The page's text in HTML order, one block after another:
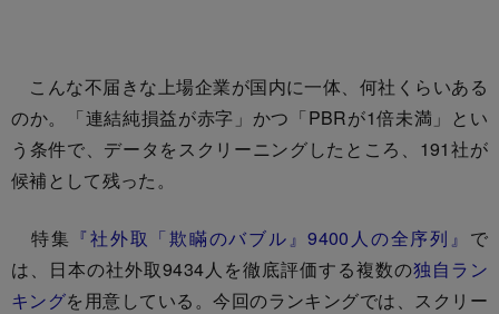
こんな不届きな上場企業が国内に一体、何社くらいある
のか。「連結純損益が赤字」かつ「PBRが1倍未満」とい
う条件で、データをスクリーニングしたところ、191社が
候補として残った。
特集 『社外取「欺瞞のバブル』9400人の全序列』 で
は、日本の社外取9434人を徹底評価する複数の独自ラン
キングを用意している。今回のランキングでは、スクリー